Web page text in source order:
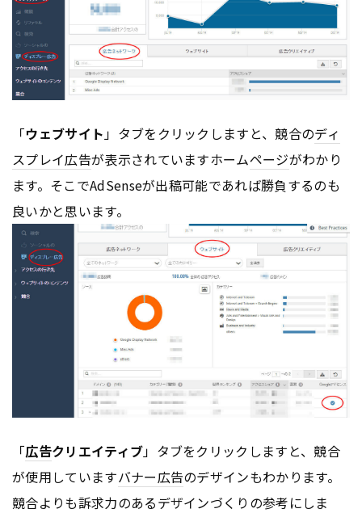
「ウェブサイト」タブをクリックしますと、競合のディ
スプレイ広告が表示されていますホームページがわかり
ます。そこでAdSenseが出稿可能であれば勝負するのも
良いかと思います。
「広告クリエイティブ」タブをクリックしますと、競合
が使用していますバナー広告のデザインもわかります。
競合よりも訴求力のあるデザインづくりの参考にしま